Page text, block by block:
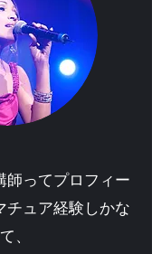
師ってプロフィー
チュア経験しかな
、